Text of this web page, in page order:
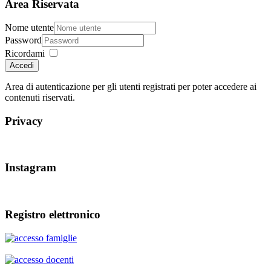
Area Riservata
Nome utente
Password
Ricordami
Accedi
Area di autenticazione per gli utenti registrati per poter accedere ai
contenuti riservati.
Privacy
Instagram
Registro elettronico